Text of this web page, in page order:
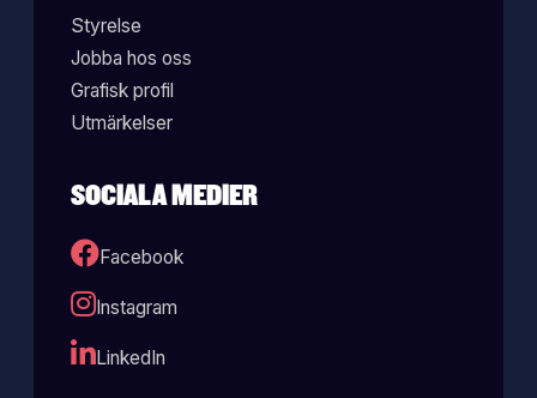
Styrelse
Jobba hos oss
Grafisk profil
Utmärkelser
SOCIALA MEDIER
Facebook
Instagram
LinkedIn